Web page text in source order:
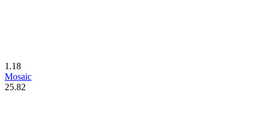
1.18
Mosaic
25.82